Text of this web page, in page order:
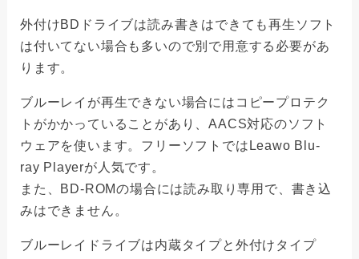
外付けBDドライブは読み書きはできても再生ソフト
は付いてない場合も多いので別で用意する必要があ
ります。
ブルーレイが再生できない場合にはコピープロテク
トがかかっていることがあり、AACS対応のソフト
ウェアを使います。フリーソフトではLeawo Blu-
ray Playerが人気です。
また、BD-ROMの場合には読み取り専用で、書き込
みはできません。
ブルーレイドライブは内蔵タイプと外付けタイプ